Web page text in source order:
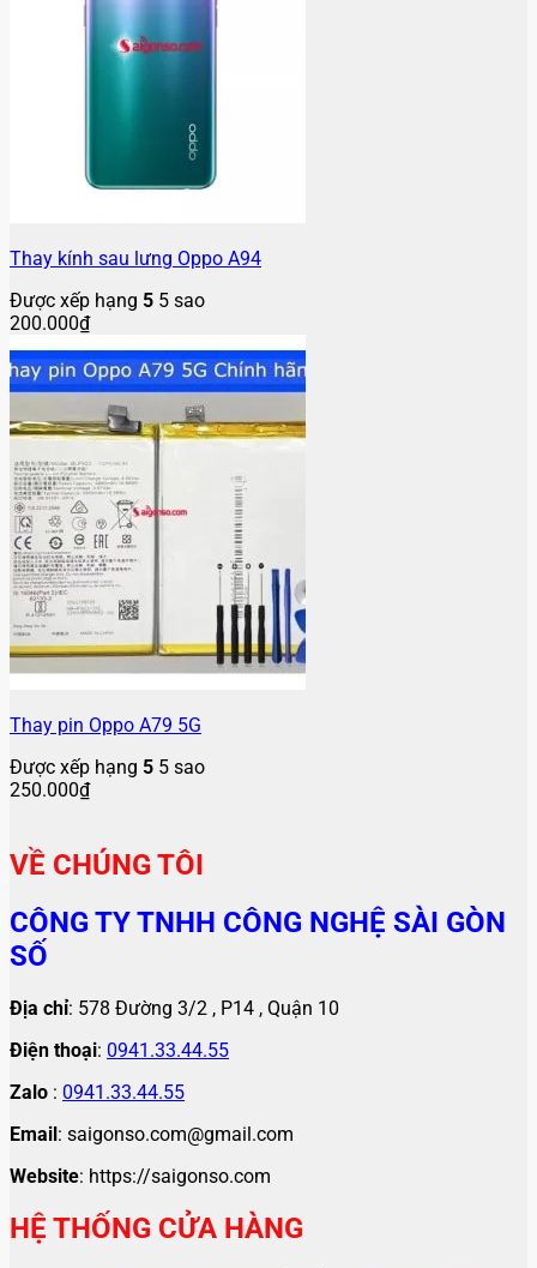
Thay kính sau lưng Oppo A94
Được xếp hạng 5 5 sao
200.000₫
Thay pin Oppo A79 5G
Được xếp hạng 5 5 sao
250.000₫
VỀ CHÚNG TÔI
CÔNG TY TNHH CÔNG NGHỆ SÀI GÒN
SỐ
Địa chỉ: 578 Đường 3/2 , P14 , Quận 10
Điện thoại: 0941.33.44.55
Zalo : 0941.33.44.55
Email : saigonso.com@gmail.com
Website: https://saigonso.com
HỆ THỐNG CỬA HÀNG